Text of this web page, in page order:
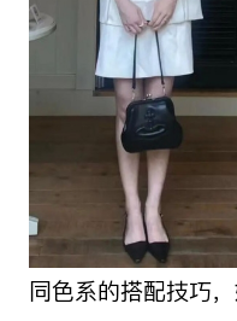
同色系的搭配技巧